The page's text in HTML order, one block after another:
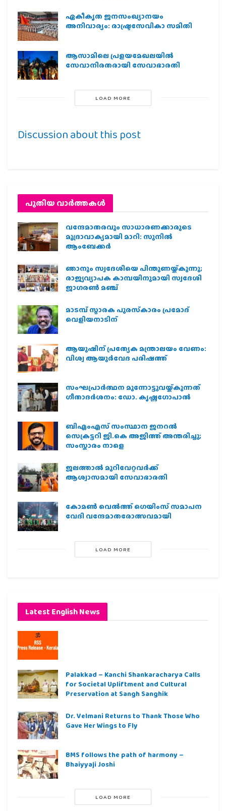
ഏകീകൃത ജനസംഖ്യാനയം
അനിവാര്യം: രാഷ്ട്രസേവികാ സമിതി
ആസാമിലെ പ്രളയമേഖലയില്‍
സേവാനിരതരായി സേവാഭാരതി
LOAD MORE
Discussion about this post
പുതിയ വാര്‍ത്തകള്‍
വന്ദേമാതരവും സാധാരണക്കാരുടെ
മുദ്രാവാക്യമായി മാറി: സുനിൽ
ആംബേക്കർ
ഞാനും സ്വദേശിയെ പിന്തുണയ്ക്കുന്നു;
രാജ്യവ്യാപക കാമ്പയിനുമായി സ്വദേശി
ജാഗരണ്‍ മഞ്ച്
മാടമ്പ് സ്മാരക പുരസ്‌കാരം പ്രമോദ്
വെളിയനാടിന്
ആയുഷിന് പ്രത്യേക മന്ത്രാലയം വേണം:
വിശ്വ ആയുര്‍വേദ പരിഷത്ത്
സംഘപ്രാര്‍ത്ഥന മുന്നോട്ടുവയ്ക്കുന്നത്
ഗീതാദര്‍ശനം: ഡോ. കൃഷ്ണഗോപാല്‍
ബിഎംഎസ് സംസ്ഥാന ജനറൽ
സെക്രട്ടറി ജി.കെ അജിത്ത് അന്തരിച്ചു;
സംസ്കാരം നാളെ
ജലത്താല്‍ മുറിവേറ്റവര്‍ക്ക്
ആശ്വാസമായി സേവാഭാരതി
കോമൺ വെൽത്ത് ഗെയിംസ് സമാപന
വേദി വന്ദേമാതരോത്സവമായി
LOAD MORE
Latest English News
Palakkad – Kanchi Shankaracharya Calls
for Societal Upliftment and Cultural
Preservation at Sangh Sanghik
Dr. Velmani Returns to Thank Those Who
Gave Her Wings to Fly
BMS follows the path of harmony –
Bhaiyyaji Joshi
LOAD MORE